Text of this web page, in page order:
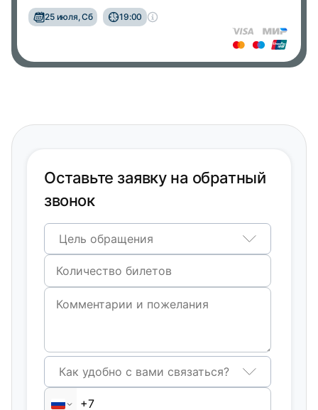
25 июля, Сб 19:00
Оставьте заявку на обратный
звонок
Цель обращения
Как удобно с вами связаться?